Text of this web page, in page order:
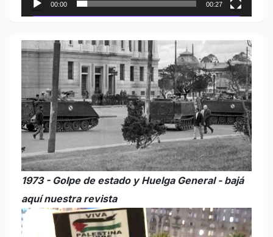
00:00 00:27
1973 - Golpe de estado y Huelga General - bajá
aquí nuestra revista